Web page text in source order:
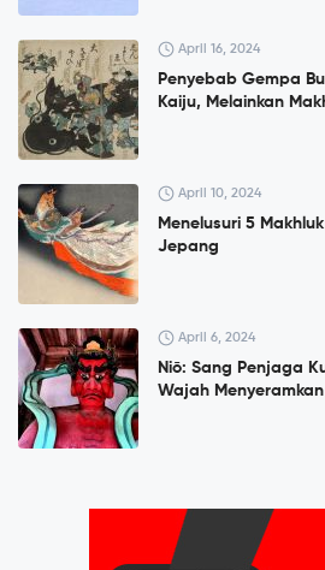
April 16, 2024
Penyebab Gempa
Kaiju, Melainkan
April 10, 2024
Menelusuri 5
Jepang
April 6, 2024
Niō: Sang Penjaga
Wajah Menyeramkan